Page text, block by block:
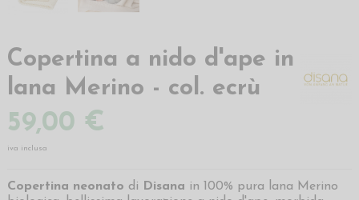
Copertina a nido d'ape in
lana Merino - col. ecrù
59,00 €
iva inclusa
Copertina neonato di Disana in 100% pura lana Merino